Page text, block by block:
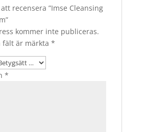
recensera ”Imse Cleansing
kommer inte publiceras.
fält är märkta *
*